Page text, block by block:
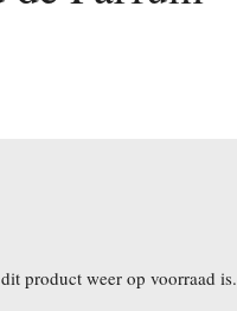
product weer op voorraad is.